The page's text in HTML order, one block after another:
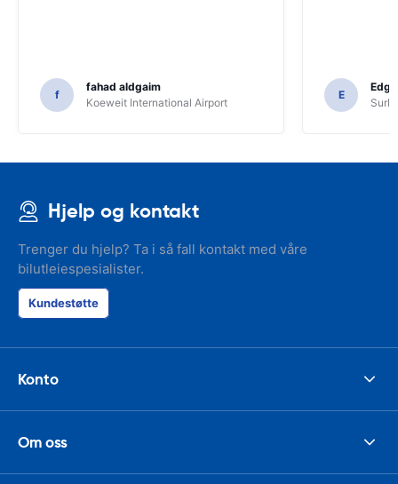
f
fahad aldgaim
Koeweit International Airport
E
Hjelp og kontakt
Trenger du hjelp? Ta i så fall kontakt med våre
bilutleiespesialister.
Kundestøtte
Konto
Om oss